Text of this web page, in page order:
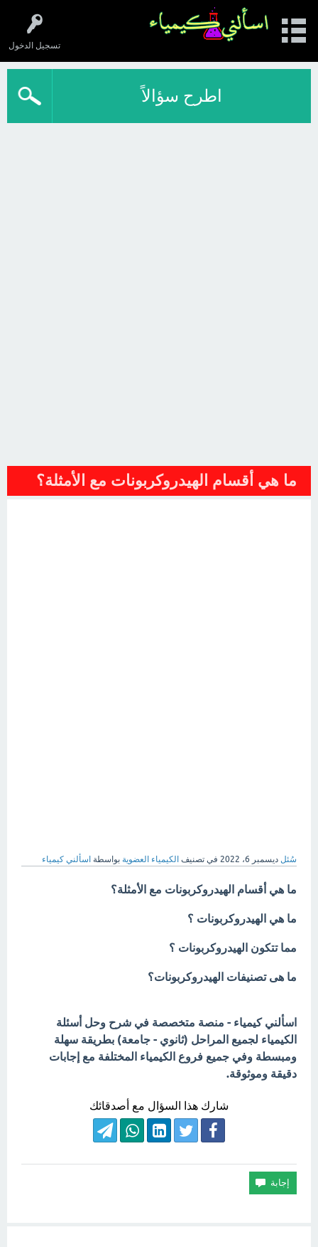
تسجيل الدخول
اطرح سؤالاً
ما هي أقسام الهيدروكربونات مع الأمثلة؟
سُئل ديسمبر 6، 2022 في تصنيف الكيمياء العضوية بواسطة اسألني كيمياء
ما هي أقسام الهيدروكربونات مع الأمثلة؟
ما هي الهيدروكربونات ؟
مما تتكون الهيدروكربونات ؟
ما هى تصنيفات الهيدروكربونات؟
اسألني كيمياء - منصة متخصصة في شرح وحل أسئلة
الكيمياء لجميع المراحل (ثانوي - جامعة) بطريقة سهلة
ومبسطة وفي جميع فروع الكيمياء المختلفة مع إجابات
دقيقة وموثوقة.
شارك هذا السؤال مع أصدقائك